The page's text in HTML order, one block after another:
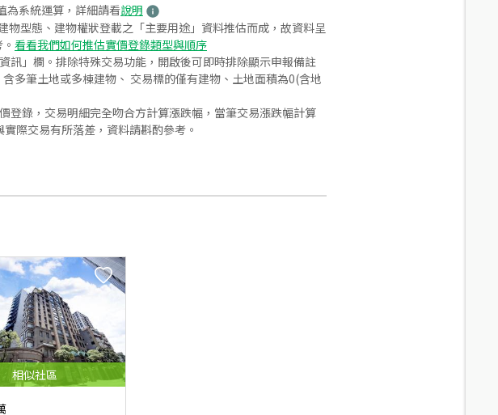
為系統運算，詳細請看說明
型態、建物權狀登載之「主要用途」資料推估而成，故資料呈
看看我們如何推估實價登錄類型與順序
訊」欄。排除特殊交易功能，開啟後可即時排除顯示申報備註
多筆土地或多棟建物、 交易標的僅有建物、土地面積為0(含地
登錄，交易明細完全吻合方計算漲跌幅，當筆交易漲跌幅計算
際交易有所落差，資料請斟酌參考。
相似社區